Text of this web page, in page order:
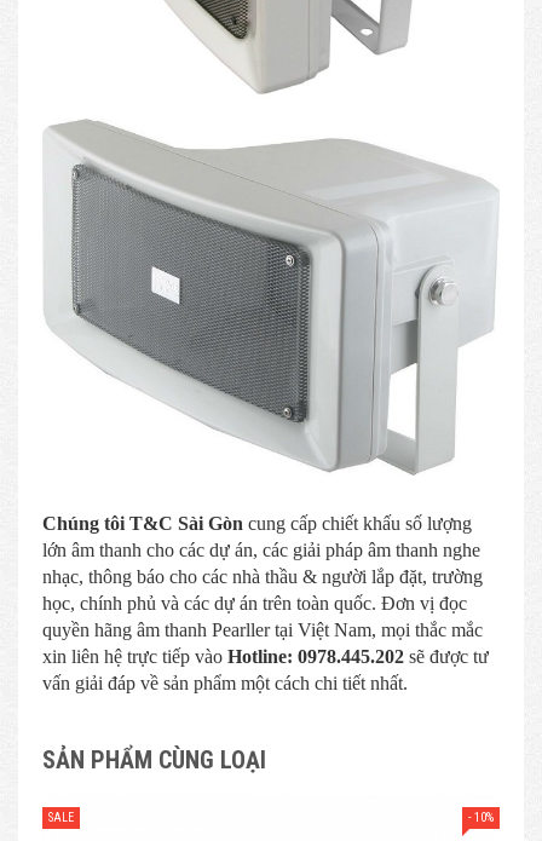
Chúng tôi T&C Sài Gòn cung cấp chiết khấu số lượng
lớn âm thanh cho các dự án, các giải pháp âm thanh nghe
nhạc, thông báo cho các nhà thầu & người lắp đặt, trường
học, chính phủ và các dự án trên toàn quốc. Đơn vị đọc
quyền hãng âm thanh Pearller tại Việt Nam, mọi thắc mắc
xin liên hệ trực tiếp vào Hotline: 0978.445.202 sẽ được tư
vấn giải đáp về sản phẩm một cách chi tiết nhất.
SẢN PHẨM CÙNG LOẠI
SALE - 10%